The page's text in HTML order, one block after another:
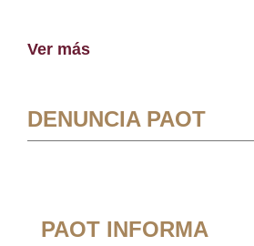
Ver más
DENUNCIA PAOT
PAOT INFORMA